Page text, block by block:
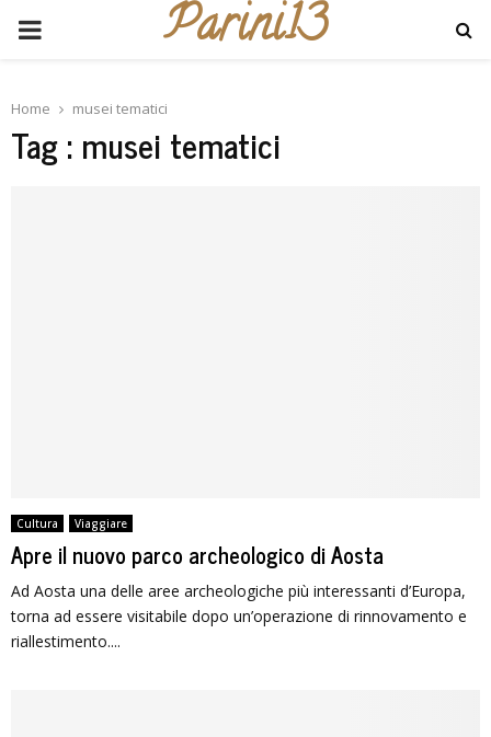
PRIMARY
Parini13
Home musei tematici
Tag : musei tematici
Cultura Viaggiare
Apre il nuovo parco archeologico di Aosta
Ad Aosta una delle aree archeologiche più interessanti d’Europa,
torna ad essere visitabile dopo un’operazione di rinnovamento e
riallestimento....